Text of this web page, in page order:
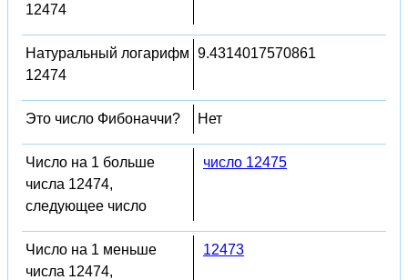
12474
Натуральный логарифм
12474
9.4314017570861
Это число Фибоначчи? Нет
Число на 1 больше
числа 12474,
следующее число
число 12475
Число на 1 меньше
числа 12474,
12473